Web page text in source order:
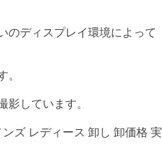
のディスプレイ環境によって
。
しています。
ズ レディース 卸し 卸価格 実